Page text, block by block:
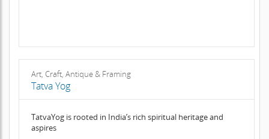
Art, Craft, Antique & Framing
Tatva Yog
TatvaYog is rooted in India’s rich spiritual heritage and
aspires